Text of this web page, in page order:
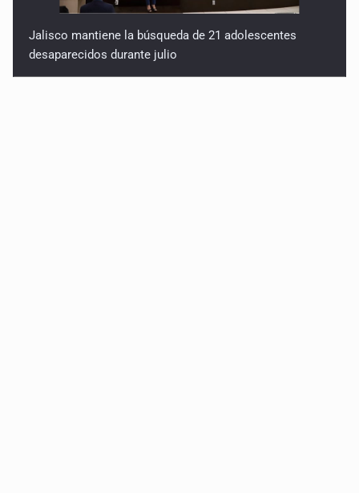
Jalisco mantiene la búsqueda de 21 adolescentes
desaparecidos durante julio